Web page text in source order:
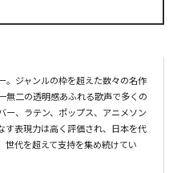
。ジャンルの枠を超えた数々の名作
無二の透明感あふれる歌声で多くの
ー、ラテン、ポップス、アニメソン
す表現力は高く評価され、日本を代
世代を超えて支持を集め続けてい